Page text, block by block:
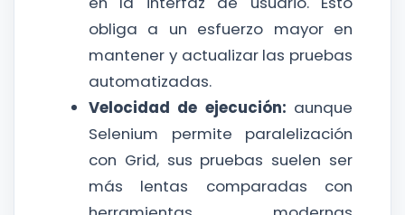
obliga a un esfuerzo mayor en
mantener y actualizar las pruebas
automatizadas.
Velocidad de ejecución: aunque
Selenium permite paralelización
con Grid, sus pruebas suelen ser
más lentas comparadas con